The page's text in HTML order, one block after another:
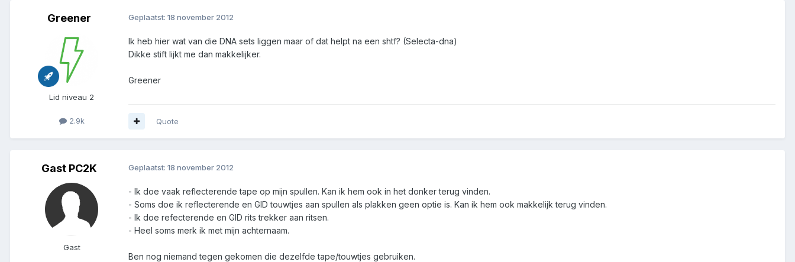
Greener
Lid niveau 2
2.9k
Geplaatst: 18 november 2012
Ik heb hier wat van die DNA sets liggen maar of dat helpt na een shtf? (Selecta-dna)
Dikke stift lijkt me dan makkelijker.
Greener
Quote
Gast PC2K
Gast
Geplaatst: 18 november 2012
- Ik doe vaak reflecterende tape op mijn spullen. Kan ik hem ook in het donker terug vinden.
- Soms doe ik reflecterende en GID touwtjes aan spullen als plakken geen optie is. Kan ik hem ook makkelijk terug vinden.
- Ik doe refecterende en GID rits trekker aan ritsen.
- Heel soms merk ik met mijn achternaam.
Ben nog niemand tegen gekomen die dezelfde tape/touwtjes gebruiken.